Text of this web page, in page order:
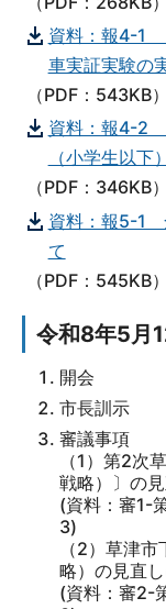
資料：報4-1
車実証実験の
（PDF：543KB）
資料：報4-2
（小学生以
（PDF：346KB）
資料：報5-1
て
（PDF：545KB）
令和8年5月
開会
市長訓示
審議事項
（1）第2次
戦略）〕の
(資料：審1-
3)
（2）草津
略）の見直
(資料：審2-